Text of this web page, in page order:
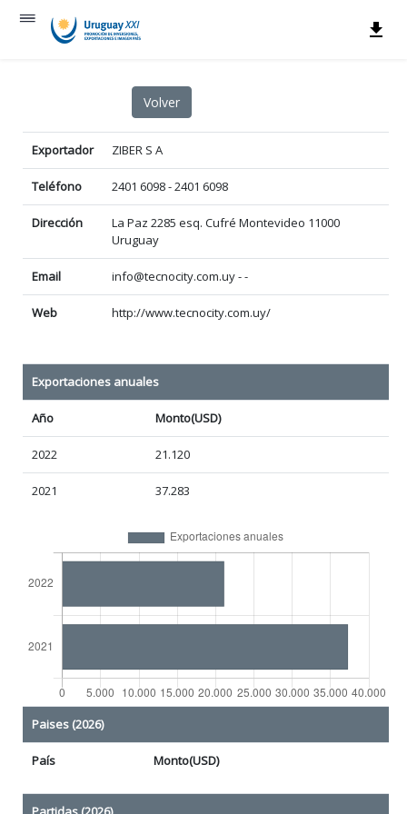
Exportador ZIBER S A
Teléfono 2401 6098 - 2401 6098
Dirección
La Paz 2285 esq. Cufré Montevideo 11000
Uruguay
Email info@tecnocity.com.uy - -
Web http://www.tecnocity.com.uy/
Exportaciones anuales
Año Monto(USD)
2022 21.120
2021 37.283
Paises (2026)
País Monto(USD)